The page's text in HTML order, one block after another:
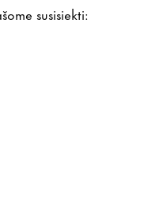
susisiekti: